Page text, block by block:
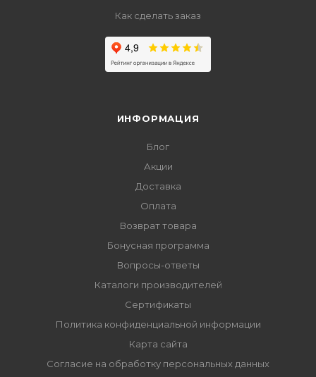
Как сделать заказ
ИНФОРМАЦИЯ
Блог
Акции
Доставка
Оплата
Возврат товара
Бонусная программа
Вопросы-ответы
Каталоги производителей
Сертификаты
Политика конфиденциальной информации
Карта сайта
Согласие на обработку персональных данных